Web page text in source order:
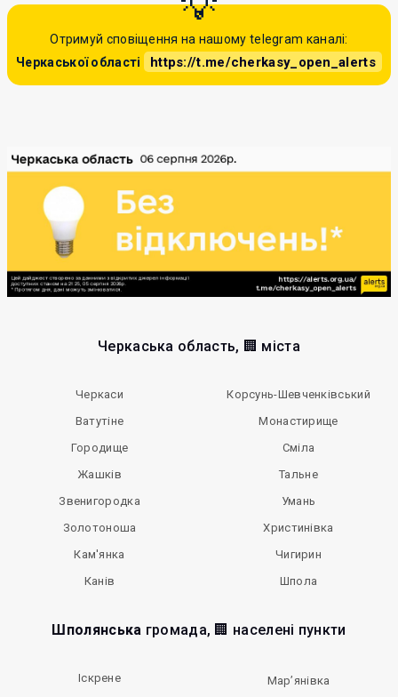
Отримуй сповіщення на нашому telegram каналі:
Черкаської області
https://t.me/cherkasy_open_alerts
Черкаська область, 🏢 міста
Черкаси
Ватутіне
Городище
Жашків
Звенигородка
Золотоноша
Кам'янка
Канів
Корсунь-Шевченківський
Монастирище
Сміла
Тальне
Умань
Христинівка
Чигирин
Шпола
Шполянська громада, 🏢 населені пункти
Іскрене
Мар’янівка